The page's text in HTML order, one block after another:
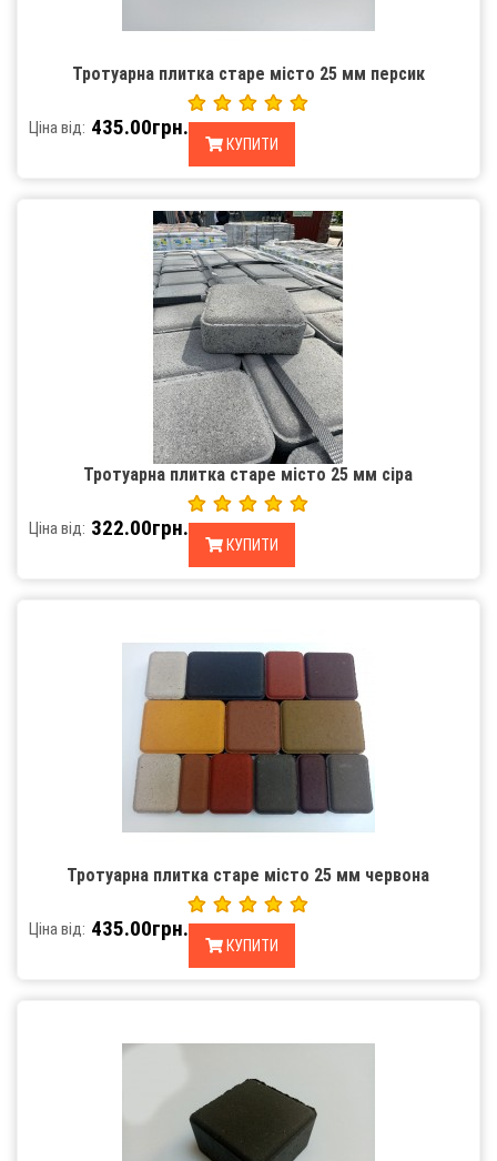
Тротуарна плитка старе місто 25 мм персик
Ціна від: 435.00грн.
КУПИТИ
Тротуарна плитка старе місто 25 мм сіра
Ціна від: 322.00грн.
КУПИТИ
Тротуарна плитка старе місто 25 мм червона
Ціна від: 435.00грн.
КУПИТИ